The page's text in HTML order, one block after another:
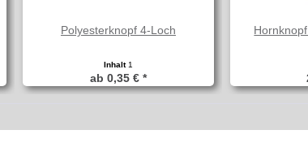
Polyesterknopf 4-Loch
Inhalt 1
ab 0,35 € *